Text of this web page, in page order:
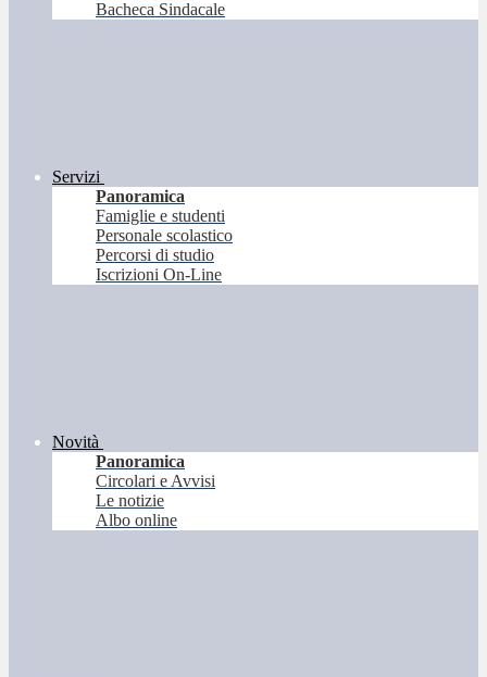
Bacheca Sindacale
Servizi
Panoramica
Famiglie e studenti
Personale scolastico
Percorsi di studio
Iscrizioni On-Line
Novità
Panoramica
Circolari e Avvisi
Le notizie
Albo online